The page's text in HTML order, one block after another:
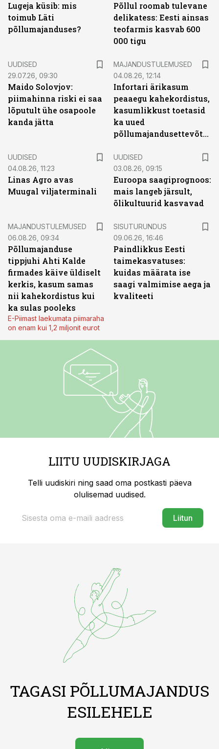
Lugeja küsib: mis
toimub Läti
põllumajanduses?
Põllul roomab tulevane
delikatess: Eesti ainsas
teofarmis kasvab 600
000 tigu
UUDISED
29.07.26, 09:30
Maido Solovjov:
piimahinna riski ei saa
lõputult ühe osapoole
kanda jätta
MAJANDUSTULEMUSED
04.08.26, 12:14
Infortari ärikasum
peaaegu kahekordistus,
kasumlikkust toetasid
ka uued
põllumajandusettevõtted
UUDISED
04.08.26, 11:23
Linas Agro avas
Muugal viljaterminali
UUDISED
03.08.26, 09:15
Euroopa saagiprognoos:
mais langeb järsult,
õlikultuurid kasvavad
MAJANDUSTULEMUSED
06.08.26, 09:34
Põllumajanduse
tippjuhi Ahti Kalde
firmades käive üldiselt
kerkis, kasum samas
nii kahekordistus kui
ka sulas pooleks
E-Piimast laekumata piimaraha
on enam kui 1,2 miljonit eurot
SISUTURUNDUS
09.06.26, 16:46
Paindlikkus Eesti
taimekasvatuses:
kuidas määrata ise
saagi valmimise aega ja
kvaliteeti
LIITU UUDISKIRJAGA
Telli uudiskiri ning saad oma postkasti päeva
olulisemad uudised.
Liitun
TAGASI PÕLLUMAJANDUS
ESILEHELE